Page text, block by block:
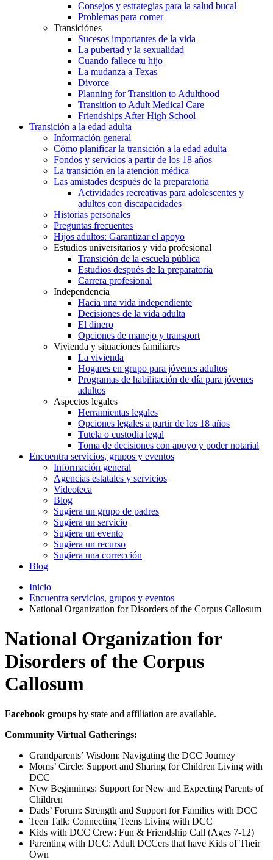
Consejos y estrategias para la salud bucal
Problemas para comer
Transiciónes
Sucesos importantes de la vida
La pubertad y la sexualidad
Cuando fallece tu hijo
La mudanza a Texas
Divorce
Planning for Transition to Adulthood
Transition to Adult Medical Care
Friendships After High School
Transición a la edad adulta
Información general
Cómo planificar la transición a la edad adulta
Fondos y servicios a partir de los 18 años
La transición en la atención médica
Las amistades después de la preparatoria
Actividades recreativas para adolescentes y
adultos con discapacidades
Historias personales
Preguntas frecuentes
Hijos adultos: Garantizar el apoyo
Estudios universitarios y vida profesional
Transición de la escuela pública
Estudios después de la preparatoria
Carrera profesional
Independencia
Hacia una vida independiente
Decisiones de la vida adulta
El dinero
Opciones de manejo y transport
Vivienda y situaciones familiares
La vivienda
Hogares en grupo para jóvenes adultos
Programas de habilitación de día para jóvenes
adultos
Aspectos legales
Herramientas legales
Opciones legales a partir de los 18 años
Tutela o custodia legal
Toma de decisiones con apoyo y poder notarial
Encuentra servicios, grupos y eventos
Información general
Agencias estatales y servicios
Videoteca
Blog
Sugiera un grupo de padres
Sugiera un servicio
Sugiera un evento
Sugiera un recurso
Sugiera una corrección
Blog
Inicio
Encuentra servicios, grupos y eventos
National Organization for Disorders of the Corpus Callosum
National Organization for
Disorders of the Corpus
Callosum
Facebook groups by state and affiliation are available.
Community Virtual Gatherings:
Grandparents’ Wisdom: Navigating the DCC Journey
Moms’ Circle: Support and Sharing for Children Living with
DCC
New Beginnings: Support for New and Expecting Parents of
Children
Dads’ Forum: Strength and Support for Families with DCC
Teen Talk: Connecting Teens Living with DCC
Kids with DCC Crew: Fun & Friendship Call (Ages 7-12)
Parenting with DCC: Adult DCCers that have Kids of Their
Own